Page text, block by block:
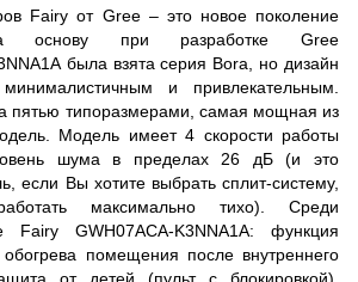
Fairy от Gree – это новое поколение
основу при разработке Gree
была взята серия Bora, но дизайн
и привлекательным.
пятью типоразмерами, самая мощная из
Модель имеет 4 скорости работы
шума в пределах 26 дБ (и это
если Вы хотите выбрать сплит-систему,
максимально тихо). Среди
Fairy GWH07ACA-K3NNA1A: функция
обогрева помещения после внутреннего
от детей (пульт с блокировкой),